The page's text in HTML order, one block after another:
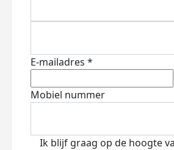
E-mailadres *
Mobiel nummer
Ik blijf graag op de hoogte